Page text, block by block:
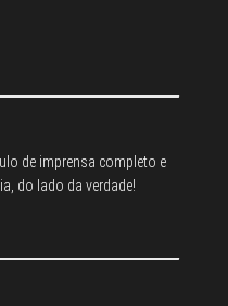
de imprensa completo e
do lado da verdade!